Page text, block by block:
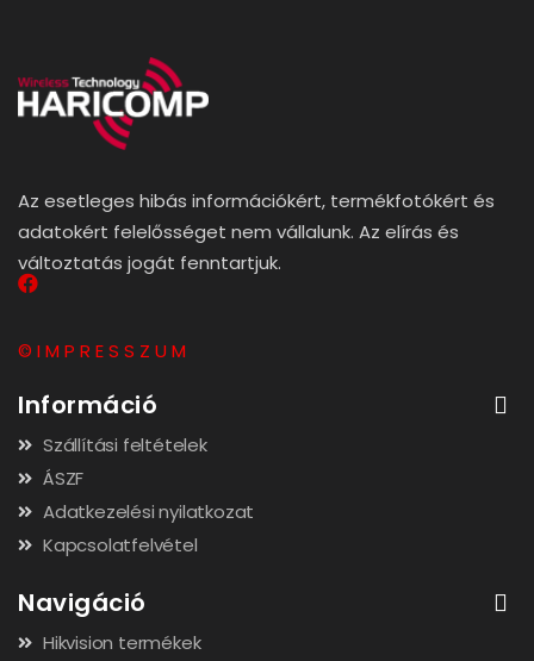
Az esetleges hibás információkért, termékfotókért és
adatokért felelősséget nem vállalunk. Az elírás és
változtatás jogát fenntartjuk.
© I M P R E S S Z U M
Információ
Szállítási feltételek
ÁSZF
Adatkezelési nyilatkozat
Kapcsolatfelvétel
Navigáció
Hikvision termékek